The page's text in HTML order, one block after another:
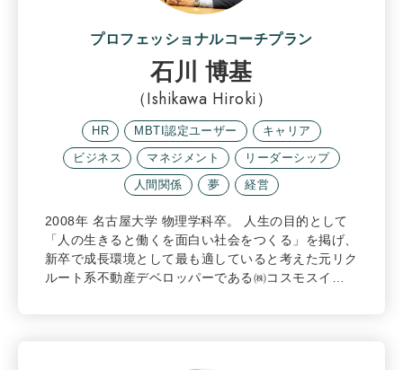
プロフェッショナルコーチプラン
石川 博基
（Ishikawa Hiroki）
HR MBTI認定ユーザー
キャリア
ビジネス
マネジメント
リーダーシップ
人間関係
夢 経営
2008年 名古屋大学 物理学科卒。 人生の目的として
「人の生きると働くを面白い社会をつくる」を掲げ、
新卒で成長環境として最も適していると考えた元リク
ルート系不動産デベロッパーである㈱コスモスイ…